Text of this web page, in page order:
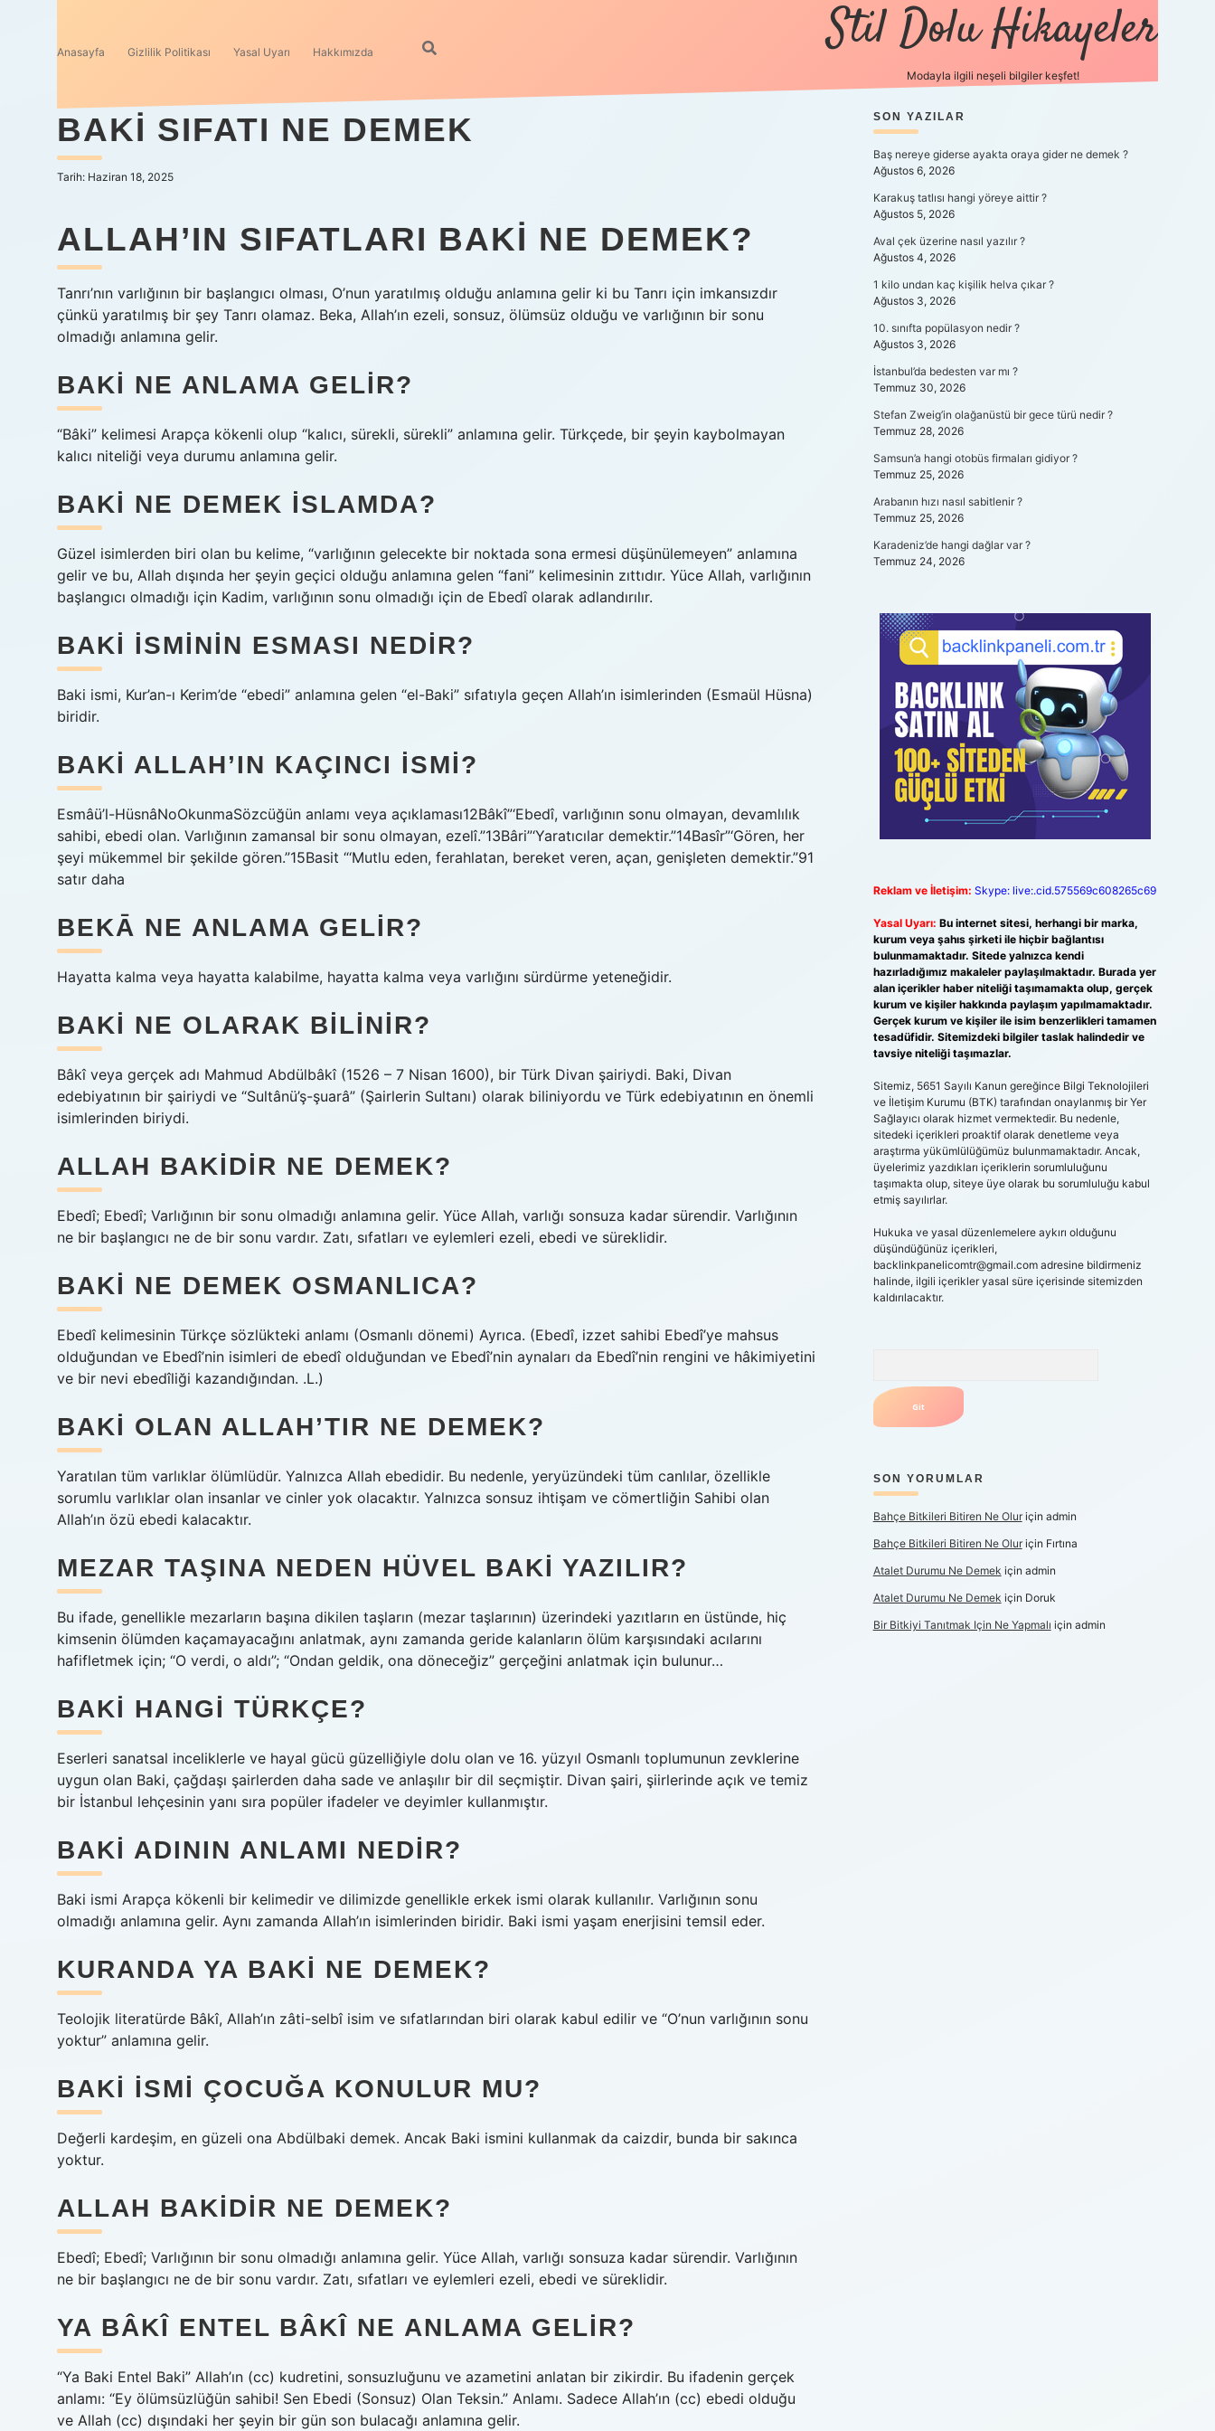
Anasayfa Gizlilik Politikası Yasal Uyarı Hakkımızda Stil Dolu Hikayeler
Modayla ilgili neşeli bilgiler keşfet!
BAKI SIFATI NE DEMEK
Tarih: Haziran 18, 2025
ALLAH’IN SIFATLARI BAKI NE DEMEK?
Tanrı’nın varlığının bir başlangıcı olması, O’nun yaratılmış olduğu anlamına gelir ki bu Tanrı için imkansızdır
çünkü yaratılmış bir şey Tanrı olamaz. Beka, Allah’ın ezeli, sonsuz, ölümsüz olduğu ve varlığının bir sonu
olmadığı anlamına gelir.
BAKI NE ANLAMA GELIR?
“Bâki” kelimesi Arapça kökenli olup “kalıcı, sürekli, sürekli” anlamına gelir. Türkçede, bir şeyin kaybolmayan
kalıcı niteliği veya durumu anlamına gelir.
BAKI NE DEMEK ISLAMDA?
Güzel isimlerden biri olan bu kelime, “varlığının gelecekte bir noktada sona ermesi düşünülemeyen” anlamına
gelir ve bu, Allah dışında her şeyin geçici olduğu anlamına gelen “fani” kelimesinin zıttıdır. Yüce Allah, varlığının
başlangıcı olmadığı için Kadim, varlığının sonu olmadığı için de Ebedî olarak adlandırılır.
BAKI ISMININ ESMASI NEDIR?
Baki ismi, Kur’an-ı Kerim’de “ebedi” anlamına gelen “el-Baki” sıfatıyla geçen Allah’ın isimlerinden (Esmaül Hüsna)
biridir.
BAKI ALLAH’IN KAÇINCI ISMI?
Esmâü’l-HüsnâNoOkunmaSözcüğün anlamı veya açıklaması12Bâkî”‘Ebedî, varlığının sonu olmayan, devamlılık
sahibi, ebedi olan. Varlığının zamansal bir sonu olmayan, ezelî.”13Bâri”‘Yaratıcılar demektir.”14Basîr”‘Gören, her
şeyi mükemmel bir şekilde gören.”15Basit “‘Mutlu eden, ferahlatan, bereket veren, açan, genişleten demektir.”91
satır daha
BEKĀ NE ANLAMA GELIR?
Hayatta kalma veya hayatta kalabilme, hayatta kalma veya varlığını sürdürme yeteneğidir.
BAKI NE OLARAK BILINIR?
Bâkî veya gerçek adı Mahmud Abdülbâkî (1526 – 7 Nisan 1600), bir Türk Divan şairiydi. Baki, Divan
edebiyatının bir şairiydi ve “Sultânü’ş-şuarâ” (Şairlerin Sultanı) olarak biliniyordu ve Türk edebiyatının en önemli
isimlerinden biriydi.
ALLAH BAKIDIR NE DEMEK?
Ebedî; Ebedî; Varlığının bir sonu olmadığı anlamına gelir. Yüce Allah, varlığı sonsuza kadar sürendir. Varlığının
ne bir başlangıcı ne de bir sonu vardır. Zatı, sıfatları ve eylemleri ezeli, ebedi ve süreklidir.
BAKI NE DEMEK OSMANLICA?
Ebedî kelimesinin Türkçe sözlükteki anlamı (Osmanlı dönemi) Ayrıca. (Ebedî, izzet sahibi Ebedî’ye mahsus
olduğundan ve Ebedî’nin isimleri de ebedî olduğundan ve Ebedî’nin aynaları da Ebedî’nin rengini ve hâkimiyetini
ve bir nevi ebedîliği kazandığından. .L.)
BAKI OLAN ALLAH’TIR NE DEMEK?
Yaratılan tüm varlıklar ölümlüdür. Yalnızca Allah ebedidir. Bu nedenle, yeryüzündeki tüm canlılar, özellikle
sorumlu varlıklar olan insanlar ve cinler yok olacaktır. Yalnızca sonsuz ihtişam ve cömertliğin Sahibi olan
Allah’ın özü ebedi kalacaktır.
MEZAR TAŞINA NEDEN HÜVEL BAKI YAZILIR?
Bu ifade, genellikle mezarların başına dikilen taşların (mezar taşlarının) üzerindeki yazıtların en üstünde, hiç
kimsenin ölümden kaçamayacağını anlatmak, aynı zamanda geride kalanların ölüm karşısındaki acılarını
hafifletmek için; “O verdi, o aldı”; “Ondan geldik, ona döneceğiz” gerçeğini anlatmak için bulunur…
BAKI HANGI TÜRKÇE?
Eserleri sanatsal inceliklerle ve hayal gücü güzelliğiyle dolu olan ve 16. yüzyıl Osmanlı toplumunun zevklerine
uygun olan Baki, çağdaşı şairlerden daha sade ve anlaşılır bir dil seçmiştir. Divan şairi, şiirlerinde açık ve temiz
bir İstanbul lehçesinin yanı sıra popüler ifadeler ve deyimler kullanmıştır.
BAKI ADININ ANLAMI NEDIR?
Baki ismi Arapça kökenli bir kelimedir ve dilimizde genellikle erkek ismi olarak kullanılır. Varlığının sonu
olmadığı anlamına gelir. Aynı zamanda Allah’ın isimlerinden biridir. Baki ismi yaşam enerjisini temsil eder.
KURANDA YA BAKI NE DEMEK?
Teolojik literatürde Bâkî, Allah’ın zâti-selbî isim ve sıfatlarından biri olarak kabul edilir ve “O’nun varlığının sonu
yoktur” anlamına gelir.
BAKI ISMI ÇOCUĞA KONULUR MU?
Değerli kardeşim, en güzeli ona Abdülbaki demek. Ancak Baki ismini kullanmak da caizdir, bunda bir sakınca
yoktur.
ALLAH BAKIDIR NE DEMEK?
Ebedî; Ebedî; Varlığının bir sonu olmadığı anlamına gelir. Yüce Allah, varlığı sonsuza kadar sürendir. Varlığının
ne bir başlangıcı ne de bir sonu vardır. Zatı, sıfatları ve eylemleri ezeli, ebedi ve süreklidir.
YA BÂKÎ ENTEL BÂKÎ NE ANLAMA GELIR?
“Ya Baki Entel Baki” Allah’ın (cc) kudretini, sonsuzluğunu ve azametini anlatan bir zikirdir. Bu ifadenin gerçek
anlamı: “Ey ölümsüzlüğün sahibi! Sen Ebedi (Sonsuz) Olan Teksin.” Anlamı. Sadece Allah’ın (cc) ebedi olduğu
ve Allah (cc) dışındaki her şeyin bir gün son bulacağı anlamına gelir.
SIDEBAR
SON YAZILAR
Baş nereye giderse ayakta oraya gider ne demek ?
Ağustos 6, 2026
Karakuş tatlısı hangi yöreye aittir ?
Ağustos 5, 2026
Aval çek üzerine nasıl yazılır ?
Ağustos 4, 2026
1 kilo undan kaç kişilik helva çıkar ?
Ağustos 3, 2026
10. sınıfta popülasyon nedir ?
Ağustos 3, 2026
İstanbul’da bedesten var mı ?
Temmuz 30, 2026
Stefan Zweig’in olağanüstü bir gece türü nedir ?
Temmuz 28, 2026
Samsun’a hangi otobüs firmaları gidiyor ?
Temmuz 25, 2026
Arabanın hızı nasıl sabitlenir ?
Temmuz 25, 2026
Karadeniz’de hangi dağlar var ?
Temmuz 24, 2026
Reklam ve İletişim: Skype: live:.cid.575569c608265c69
Yasal Uyarı: Bu internet sitesi, herhangi bir marka,
kurum veya şahıs şirketi ile hiçbir bağlantısı
bulunmamaktadır. Sitede yalnızca kendi
hazırladığımız makaleler paylaşılmaktadır. Burada yer
alan içerikler haber niteliği taşımamakta olup, gerçek
kurum ve kişiler hakkında paylaşım yapılmamaktadır.
Gerçek kurum ve kişiler ile isim benzerlikleri tamamen
tesadüfidir. Sitemizdeki bilgiler taslak halindedir ve
tavsiye niteliği taşımazlar.
Sitemiz, 5651 Sayılı Kanun gereğince Bilgi Teknolojileri
ve İletişim Kurumu (BTK) tarafından onaylanmış bir Yer
Sağlayıcı olarak hizmet vermektedir. Bu nedenle,
sitedeki içerikleri proaktif olarak denetleme veya
araştırma yükümlülüğümüz bulunmamaktadır. Ancak,
üyelerimiz yazdıkları içeriklerin sorumluluğunu
taşımakta olup, siteye üye olarak bu sorumluluğu kabul
etmiş sayılırlar.
Hukuka ve yasal düzenlemelere aykırı olduğunu
düşündüğünüz içerikleri,
backlinkpanelicomtr@gmail.comadresine bildirmeniz
halinde, ilgili içerikler yasal süre içerisinde sitemizden
kaldırılacaktır.
SON YORUMLAR
Bahçe Bitkileri Bitiren Ne Oluriçin admin
Bahçe Bitkileri Bitiren Ne Oluriçin Fırtına
Atalet Durumu Ne Demek için admin
Atalet Durumu Ne Demek için Doruk
Bir Bitkiyi Tanıtmak Için Ne Yapmalı için admin